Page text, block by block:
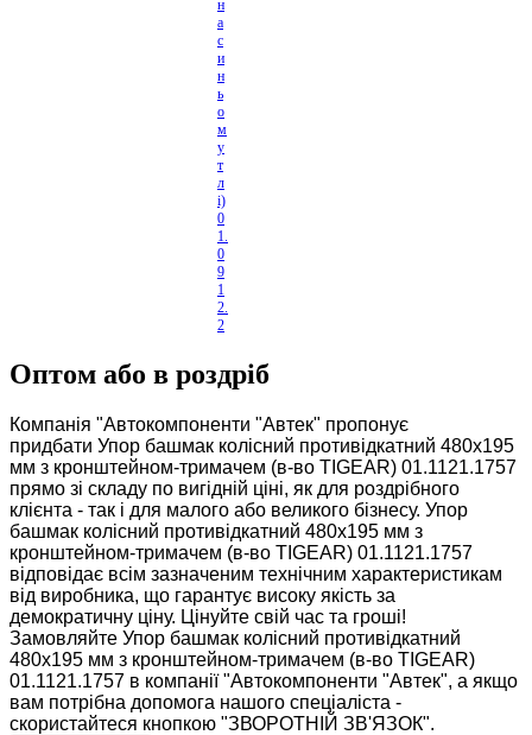
н
а
с
и
н
ь
о
м
у
т
л
і)
0
1.
0
9
1
2.
2
0
Оптом або в роздріб
Компанія "Автокомпоненти "Автек" пропонує
придбати Упор башмак колісний противідкатний 480х195
мм з кронштейном-тримачем (в-во TIGEAR) 01.1121.1757
прямо зі складу по вигідній ціні, як для роздрібного
клієнта - так і для малого або великого бізнесу. Упор
башмак колісний противідкатний 480х195 мм з
кронштейном-тримачем (в-во TIGEAR) 01.1121.1757
відповідає всім зазначеним технічним характеристикам
від виробника, що гарантує високу якість за
демократичну ціну. Цінуйте свій час та гроші!
Замовляйте Упор башмак колісний противідкатний
480х195 мм з кронштейном-тримачем (в-во TIGEAR)
01.1121.1757 в компанії "Автокомпоненти "Автек", а якщо
вам потрібна допомога нашого спеціаліста -
скористайтеся кнопкою "ЗВОРОТНІЙ ЗВ'ЯЗОК".